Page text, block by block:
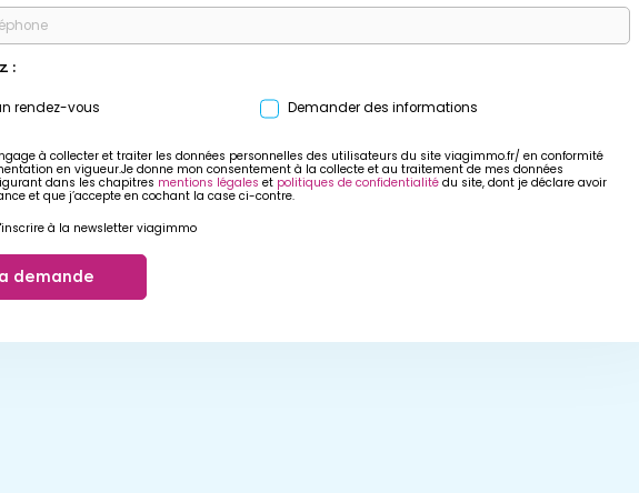
:
rendez-vous Demander des informations
à collecter et traiter les données personnelles des utilisateurs du site viagimmo.fr/ en conformité
en vigueur.Je donne mon consentement à la collecte et au traitement de mes données
dans les chapitres mentions légales et politiques de confidentialité du site, dont je déclare avoir
et que j’accepte en cochant la case ci-contre.
à la newsletter viagimmo
demande